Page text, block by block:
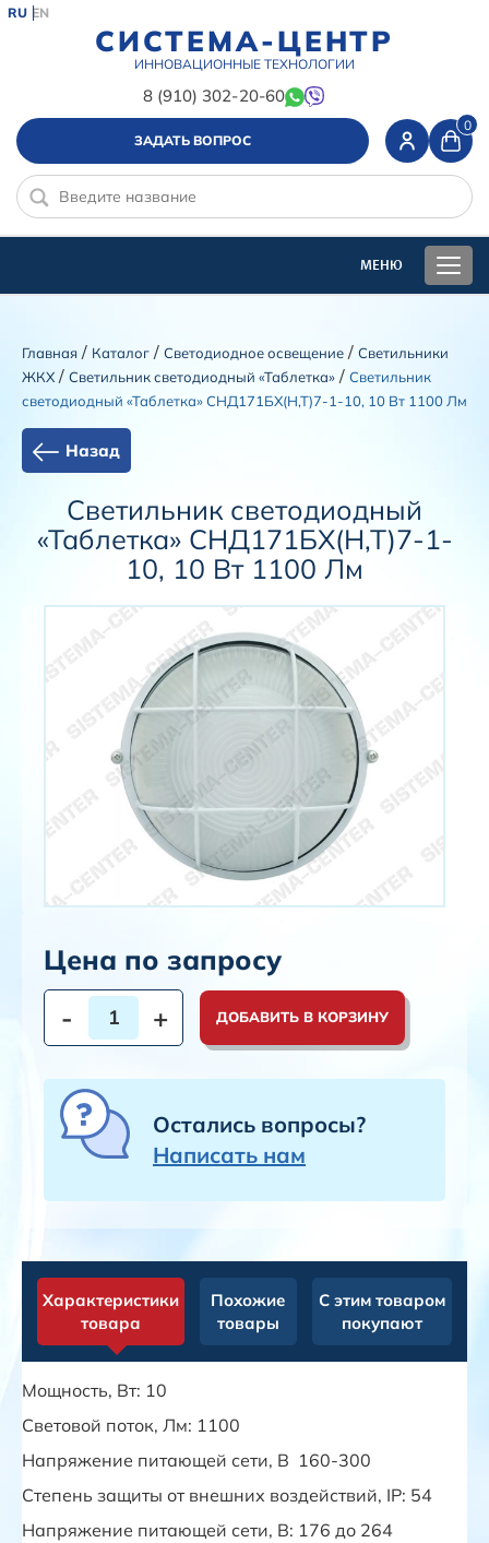
СИСТЕМА-ЦЕНТР
ИННОВАЦИОННЫЕ ТЕХНОЛОГИИ
8 (910) 302-20-60
RU EN
ЗАДАТЬ ВОПРОС
0
Главная / Каталог / Светодиодное освещение / Светильники
ЖКХ / Светильник светодиодный «Таблетка» / Светильник
светодиодный «Таблетка» СНД171БХ(Н,Т)7-1-10, 10 Вт 1100 Лм
Назад
Светильник светодиодный
«Таблетка» СНД171БХ(Н,Т)7-1-
10, 10 Вт 1100 Лм
Цена по запросу
- + ДОБАВИТЬ В КОРЗИНУ
Остались вопросы?
Написать нам
Характеристики
товара
Похожие
товары
С этим товаром
покупают
Мощность, Вт: 10
Световой поток, Лм: 1100
Напряжение питающей сети, В 160-300
Степень защиты от внешних воздействий, IP: 54
Напряжение питающей сети, В: 176 до 264